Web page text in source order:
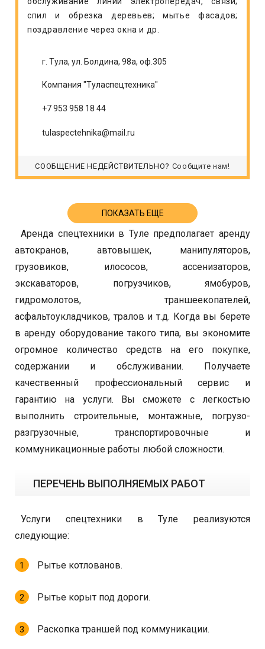
спил и обрезка деревьев; мытье фасадов;
поздравление через окна и др.
г. Тула, ул. Болдина, 98а, оф.305
Компания "Туласпецтехника"
+7 953 958 18 44
tulaspectehnika@mail.ru
СООБЩЕНИЕ НЕДЕЙСТВИТЕЛЬНО? Сообщите нам!
ПОКАЗАТЬ ЕЩЕ
Аренда спецтехники в Туле предполагает аренду
автокранов, автовышек, манипуляторов,
грузовиков, илососов, ассенизаторов,
экскаваторов, погрузчиков, ямобуров,
гидромолотов, траншеекопателей,
асфальтоукладчиков, тралов и т.д. Когда вы берете
в аренду оборудование такого типа, вы экономите
огромное количество средств на его покупке,
содержании и обслуживании. Получаете
качественный профессиональный сервис и
гарантию на услуги. Вы сможете с легкостью
выполнить строительные, монтажные, погрузо-
разгрузочные, транспортировочные и
коммуникационные работы любой сложности.
ПЕРЕЧЕНЬ ВЫПОЛНЯЕМЫХ РАБОТ
Услуги спецтехники в Туле реализуются
следующие:
Рытье котлованов.
Рытье корыт под дороги.
Раскопка траншей под коммуникации.